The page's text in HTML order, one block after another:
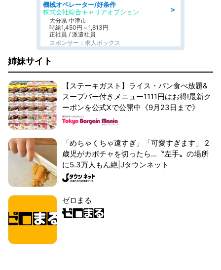
＞
機械オペレーター/好条件
株式会社綜合キャリアオプション
大分県 中津市
時給1,450円～1,813円
正社員 / 派遣社員
スポンサー：求人ボックス
姉妹サイト
【ステーキガスト】ライス・パン食べ放題&
スープバー付きメニュー1111円はお得!最新ク
ーポンを公式Xで公開中《9月23日まで》
「めちゃくちゃ遠すぎ」「可愛すぎます」 2
歳児がカボチャを切ったら...〝左手〟の場所
に5.3万人もん絶|Jタウンネット
ゼロまる